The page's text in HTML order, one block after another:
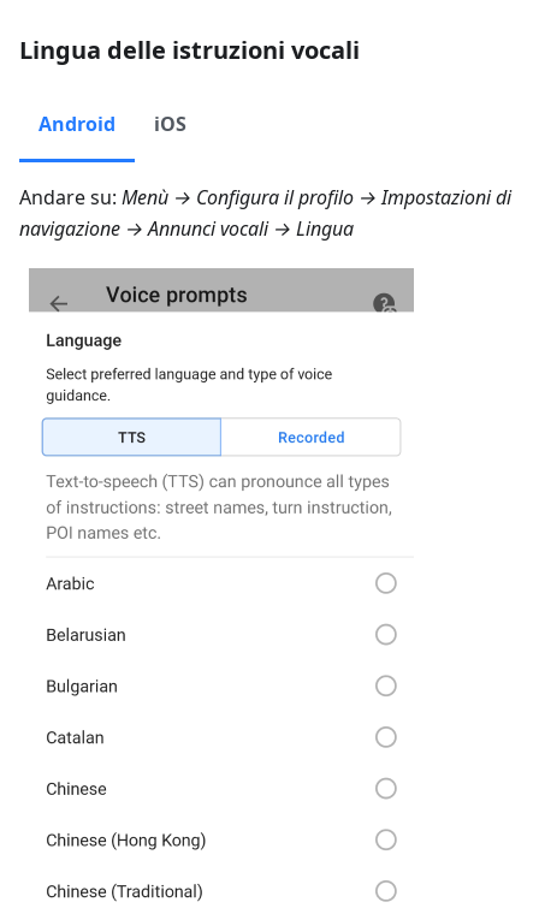
Lingua delle istruzioni vocali
Android iOS
Andare su: Menù → Configura il profilo → Impostazioni di
navigazione → Annunci vocali → Lingua